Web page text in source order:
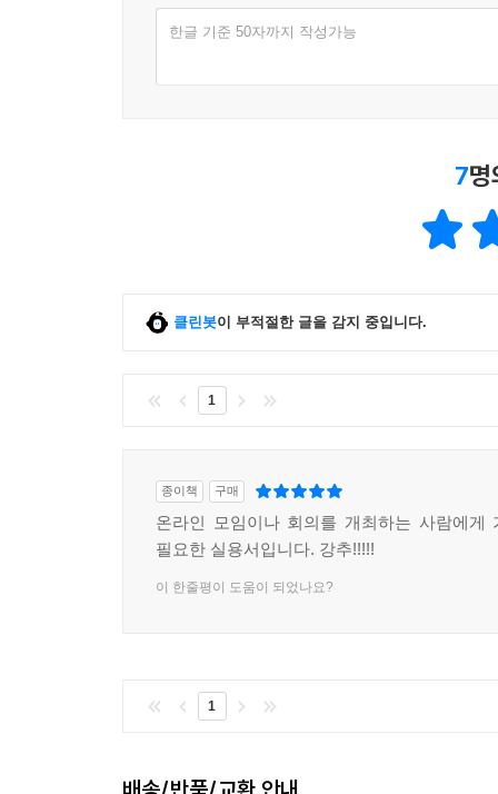
한글 기준 50자까지 작성가능
7
클린봇이 부적절한 글을 감지 중입니다.
1
종이책 구매
온라인 모임이나 회의를 개최하는 사람에게
필요한 실용서입니다. 강추!!!!!
이 한줄평이 도움이 되었나요?
1